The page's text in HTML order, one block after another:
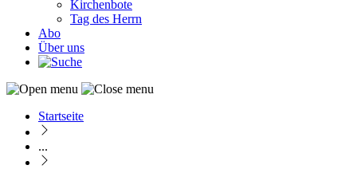
Kirchenbote
Tag des Herrn
Abo
Über uns
Pfadnavigation
Startseite
...